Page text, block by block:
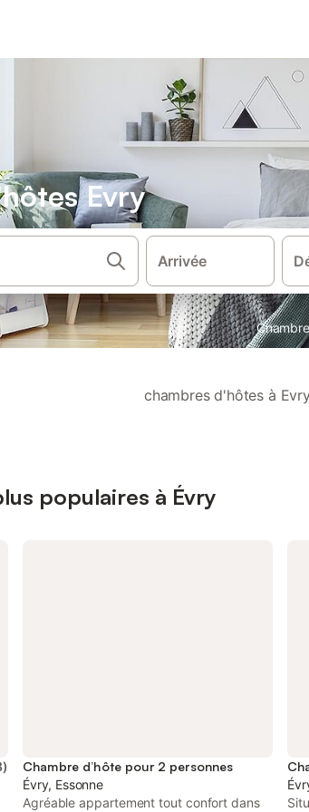
Evry
Arrivée
chambres d'hôtes à
populaires à Évry
)
Chambre d’hôte pour 2 personnes
Évry, Essonne
Agréable appartement tout confort dans